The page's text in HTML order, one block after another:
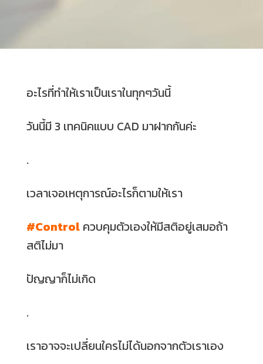
อะไรที่ทำให้เราเป็นเราในทุกๆวันนี้
วันนี้มี 3 เทคนิคแบบ CAD มาฝากกันค่ะ
.
เวลาเจอเหตุการณ์อะไรก็ตามให้เรา
#Controlควบคุมตัวเองให้มีสติอยู่เสมอถ้า
สติไม่มา
ปัญญาก็ไม่เกิด
.
เราอาจจะเปลี่ยนใครไม่ได้นอกจากตัวเราเอง